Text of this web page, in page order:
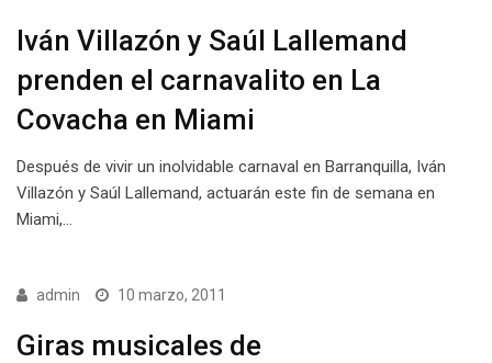
Iván Villazón y Saúl Lallemand
prenden el carnavalito en La
Covacha en Miami
Después de vivir un inolvidable carnaval en Barranquilla, Iván
Villazón y Saúl Lallemand, actuarán este fin de semana en
Miami,…
admin 10 marzo, 2011
Giras musicales de